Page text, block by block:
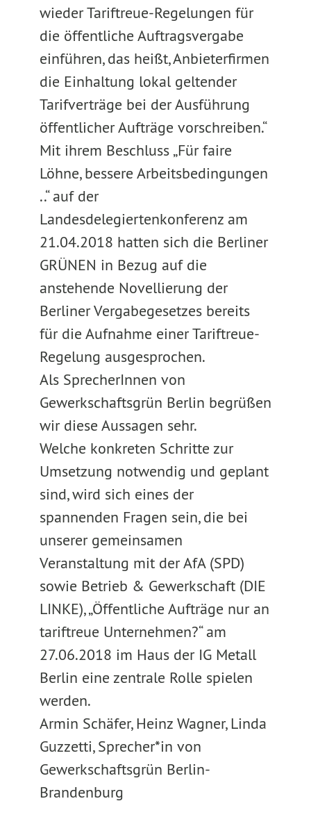
wieder Tariftreue-Regelungen für
die öffentliche Auftragsvergabe
einführen, das heißt, Anbieterfirmen
die Einhaltung lokal geltender
Tarifverträge bei der Ausführung
öffentlicher Aufträge vorschreiben.“
Mit ihrem Beschluss „Für faire
Löhne, bessere Arbeitsbedingungen
..“ auf der
Landesdelegiertenkonferenz am
21.04.2018 hatten sich die Berliner
GRÜNEN in Bezug auf die
anstehende Novellierung der
Berliner Vergabegesetzes bereits
für die Aufnahme einer Tariftreue-
Regelung ausgesprochen.
Als SprecherInnen von
Gewerkschaftsgrün Berlin begrüßen
wir diese Aussagen sehr.
Welche konkreten Schritte zur
Umsetzung notwendig und geplant
sind, wird sich eines der
spannenden Fragen sein, die bei
unserer gemeinsamen
Veranstaltung mit der AfA (SPD)
sowie Betrieb & Gewerkschaft (DIE
LINKE), „Öffentliche Aufträge nur an
tariftreue Unternehmen?“ am
27.06.2018 im Haus der IG Metall
Berlin eine zentrale Rolle spielen
werden.
Armin Schäfer, Heinz Wagner, Linda
Guzzetti, Sprecher*in von
Gewerkschaftsgrün Berlin-
Brandenburg